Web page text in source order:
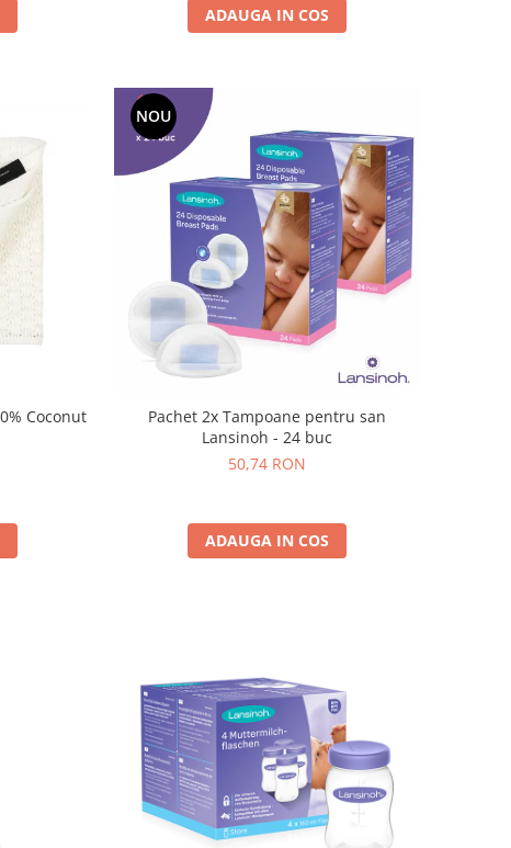
ADAUGA IN COS
Paturica Bebelus Bambus 100% Coconut
NOU
Pachet 2x Tampoane pentru san
Lansinoh - 24 buc
50,74 RON
ADAUGA IN COS